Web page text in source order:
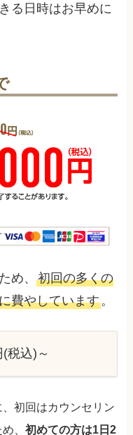
る日時はお早めに
め、初回の多くの
費やしています。
税込)～
初回はカウンセリン
め、初めての方は1日2